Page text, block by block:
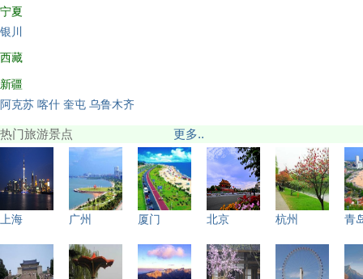
宁夏
银川
西藏
新疆
阿克苏 喀什 奎屯 乌鲁木齐
热门旅游景点 更多..
上海 广州 厦门 北京 杭州 青